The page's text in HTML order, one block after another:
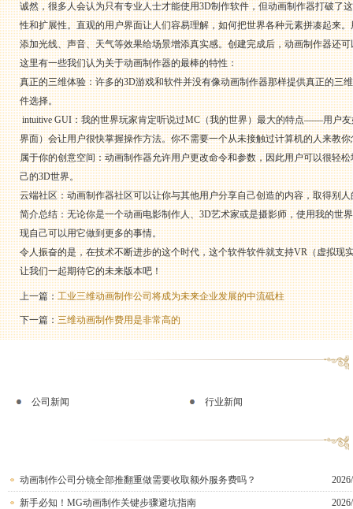
诚然，很多人会认为只有专业人士才能使用3D制作软件，但动画制作器打破
性和扩展性。直观的用户界面让人们容易理解，如何把世界各种元素拼凑起来
添加光线、声音、天气等效果给场景增添真实感。创建完成后，动画制作器还
这里有一些我们认为关于动画制作器的最棒的特性：
真正的三维体验：许多的3D游戏和软件并没有像动画制作器那样提供真正的
件选择。
intuitive GUI：我的世界玩家肯定听说过MC（我的世界）最大的特点——用户
界面）会让用户很快掌握操作方法。你不需要一个从未接触过计算机的人来教
属于你的创意空间：动画制作器允许用户更改命令和参数，因此用户可以很轻
己的3D世界。
云端社区：动画制作器社区可以让你与其他用户分享自己创造的内容，取得
简介总结：无论你是一个动画电影制作人、3D艺术家或是摄影师，使用我的
现自己可以用它做到更多的事情。
令人振奋的是，在技术不断进步的这个时代，这个软件软件就支持VR（虚拟
让我们一起期待它的未来版本吧！
上一篇：工业三维动画制作公司将成为未来企业发展的中流砥柱
下一篇：三维动画制作费用是非常高的
公司新闻 行业新闻
动画制作公司分镜全部推翻重做需要收取额外服务费吗？
新手必知！MG动画制作关键步骤避坑指南